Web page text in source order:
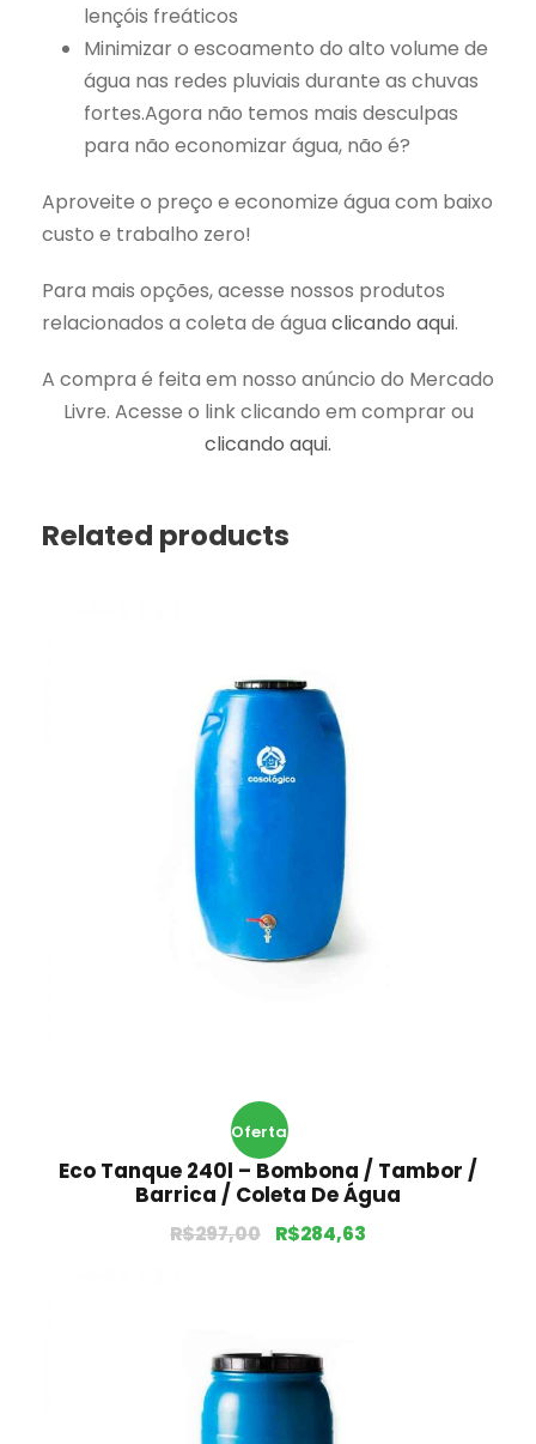
lençóis freáticos
Minimizar o escoamento do alto volume de
água nas redes pluviais durante as chuvas
fortes.Agora não temos mais desculpas
para não economizar água, não é?
Aproveite o preço e economize água com baixo
custo e trabalho zero!
Para mais opções, acesse nossos produtos
relacionados a coleta de água clicando aqui.
A compra é feita em nosso anúncio do Mercado
Livre. Acesse o link clicando em comprar ou
clicando aqui.
Related products
Oferta
!
Eco Tanque 240l – Bombona / Tambor /
Barrica / Coleta De Água
R$297,00 R$284,63